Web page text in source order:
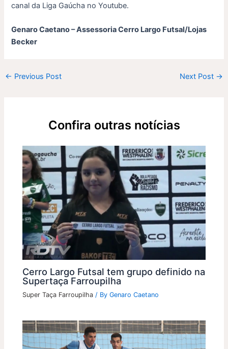
canal da Liga Gaúcha no Youtube.
Genaro Caetano – Assessoria Cerro Largo Futsal/Lojas
Becker
← Previous Post Next Post →
Confira outras notícias
Cerro Largo Futsal tem grupo definido na
Supertaça Farroupilha
Super Taça Farroupilha / ByGenaro Caetano